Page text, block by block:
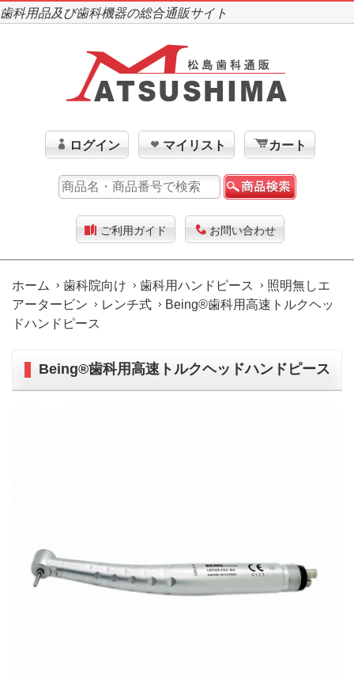
歯科用品及び歯科機器の総合通販サイト
ログイン マイリスト カート
ご利用ガイド お問い合わせ
ホーム 歯科院向け 歯科用ハンドピース
照明無しエ
アータービン
レンチ式
Being®歯科用高速トルクヘッ
ドハンドピース
Being®歯科用高速トルクヘッドハンドピース